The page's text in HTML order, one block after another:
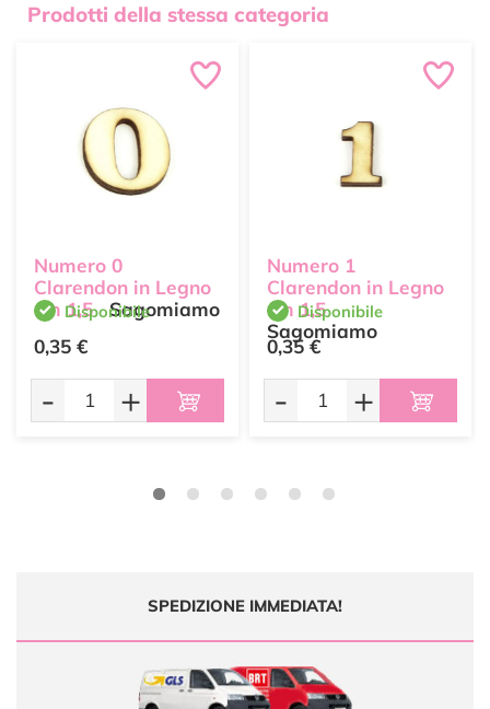
Prodotti della stessa categoria
Numero 0
Clarendon in Legno
cm 1,5 Sagomiamo
Disponibile
0,35 €
- +
Numero 1
Clarendon in Legno
cm 1,5
Sagomiamo
Disponibile
0,35 €
- +
SPEDIZIONE IMMEDIATA!